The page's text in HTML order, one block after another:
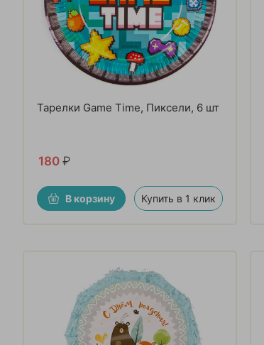
Тарелки Game Time, Пиксели, 6 шт
180 ₽
В корзину Купить в 1 клик